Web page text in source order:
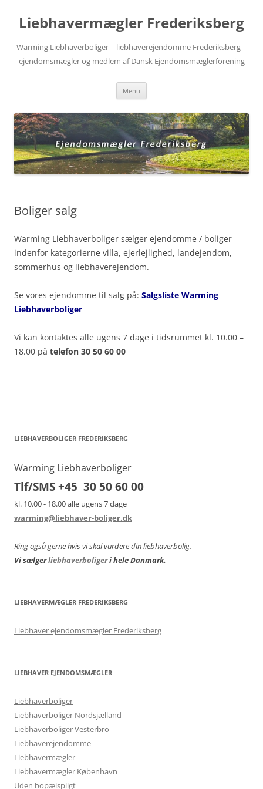
indhold
Liebhavermægler Frederiksberg
Warming Liebhaverboliger – liebhaverejendomme Frederiksberg –
ejendomsmægler og medlem af Dansk Ejendomsmæglerforening
Menu
Boliger salg
Warming Liebhaverboliger sælger ejendomme / boliger
indenfor kategorierne villa, ejerlejlighed, landejendom,
sommerhus og liebhaverejendom.
Se vores ejendomme til salg på: Salgsliste Warming
Liebhaverboliger
Vi kan kontaktes alle ugens 7 dage i tidsrummet kl. 10.00 –
18.00 på telefon 30 50 60 00
LIEBHAVERBOLIGER FREDERIKSBERG
Warming Liebhaverboliger
Tlf/SMS +45 30 50 60 00
kl. 10.00 - 18.00 alle ugens 7 dage
warming@liebhaver-boliger.dk
Ring også gerne hvis vi skal vurdere din liebhaverbolig.
Vi sælgerliebhaverboligeri hele Danmark.
LIEBHAVERMÆGLER FREDERIKSBERG
Liebhaver ejendomsmægler Frederiksberg
LIEBHAVER EJENDOMSMÆGLER
Liebhaverboliger
Liebhaverboliger Nordsjælland
Liebhaverboliger Vesterbro
Liebhaverejendomme
Liebhavermægler
Liebhavermægler København
Uden bopælspligt